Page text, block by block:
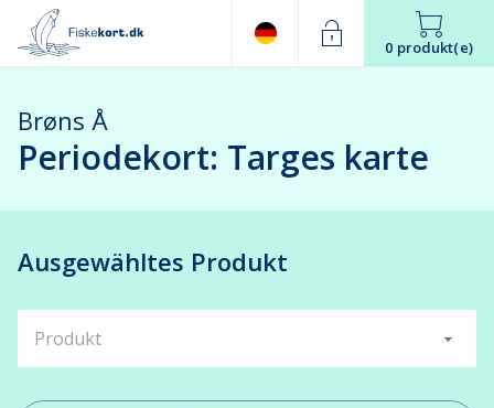
0 produkt(e)
Brøns Å
Periodekort: Targes karte
Ausgewähltes Produkt
Produkt